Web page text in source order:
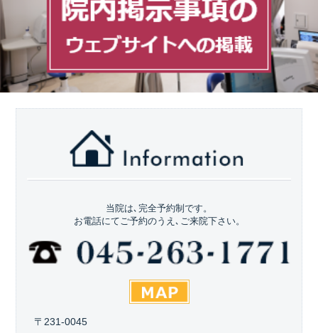
当院は､完全予約制です。
お電話にてご予約のうえ､ご来院下さい。
〒231-0045